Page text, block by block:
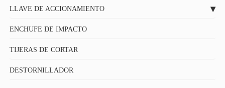
LLAVE DE ACCIONAMIENTO
ENCHUFE DE IMPACTO
TIJERAS DE CORTAR
DESTORNILLADOR